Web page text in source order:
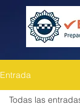
Entrada
Todas las